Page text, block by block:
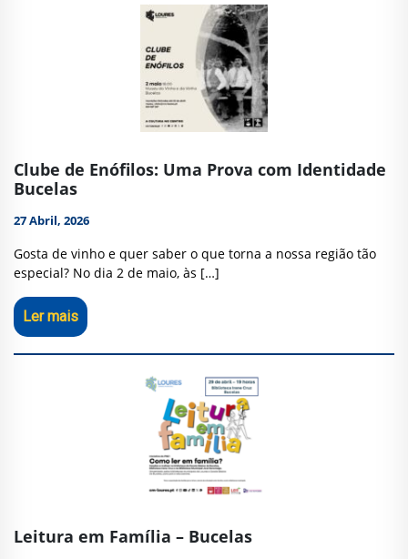
Clube de Enófilos: Uma Prova com Identidade
Bucelas
27 Abril, 2026
Gosta de vinho e quer saber o que torna a nossa região tão
especial? No dia 2 de maio, às […]
Ler mais
Leitura em Família – Bucelas